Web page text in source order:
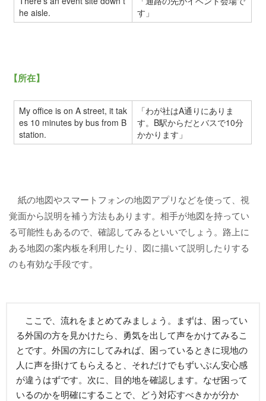
he aisle.
す」
【所在】
My office is on A street, it tak
es 10 minutes by bus from B
station.
「わが社はA通りにありま
す。B駅からだとバスで10分
かかります」
紙の地図やスマートフォンの地図アプリなどを使って、視
覚面から説明を補う方法もあります。相手が地図を持ってい
る可能性もあるので、確認してみるといいでしょう。路上に
ある地図の案内板を利用したり、図に描いて説明したりする
のも有効な手段です。
ここで、流れをまとめてみましょう。まずは、困ってい
る外国の方を見かけたら、勇気を出して声をかけてみるこ
とです。外国の方にしてみれば、困っているときに現地の
人に声を掛けてもらえると、それだけでもずいぶん安心感
が違うはずです。次に、目的地を確認します。なぜ困って
いるのかを明確にすることで、どう対応すべきかが分か